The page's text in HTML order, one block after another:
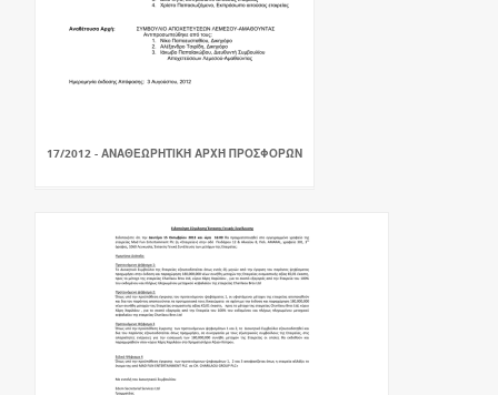
17/2012 - ΑΝΑΘΕΩΡΗΤΙΚΉ ΑΡΧΉ ΠΡΟΣΦΟΡΏΝ